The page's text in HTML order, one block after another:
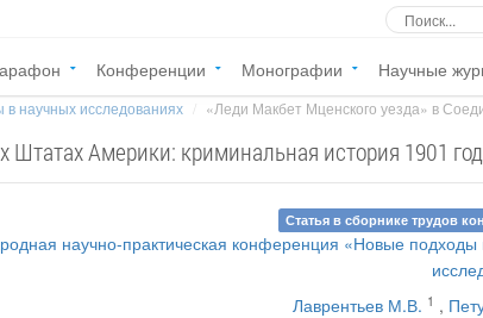
Конференции Монографии Научные
научных исследованиях «Леди Макбет Мценского уезда» в
Америки: криминальная история 1901
Статья в сборнике трудов
научно-практическая конференция «Новые подходы
Лаврентьев М.В. 1 ,